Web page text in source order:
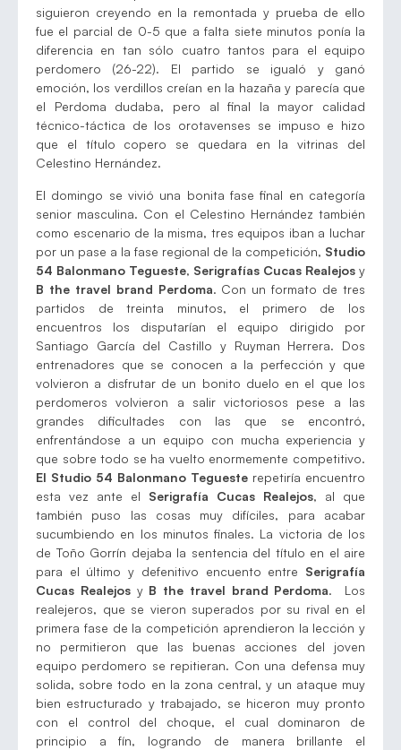
siguieron creyendo en la remontada y prueba de ello
fue el parcial de 0-5 que a falta siete minutos ponía la
diferencia en tan sólo cuatro tantos para el equipo
perdomero (26-22). El partido se igualó y ganó
emoción, los verdillos creían en la hazaña y parecía que
el Perdoma dudaba, pero al final la mayor calidad
técnico-táctica de los orotavenses se impuso e hizo
que el título copero se quedara en la vitrinas del
Celestino Hernández.
El domingo se vivió una bonita fase final en categoría
senior masculina. Con el Celestino Hernández también
como escenario de la misma, tres equipos iban a luchar
por un pase a la fase regional de la competición, Studio
54 Balonmano Tegueste, Serigrafías Cucas Realejos y
B the travel brand Perdoma. Con un formato de tres
partidos de treinta minutos, el primero de los
encuentros los disputarían el equipo dirigido por
Santiago García del Castillo y Ruyman Herrera. Dos
entrenadores que se conocen a la perfección y que
volvieron a disfrutar de un bonito duelo en el que los
perdomeros volvieron a salir victoriosos pese a las
grandes dificultades con las que se encontró,
enfrentándose a un equipo con mucha experiencia y
que sobre todo se ha vuelto enormemente competitivo.
El Studio 54 Balonmano Tegueste repetiría encuentro
esta vez ante el Serigrafía Cucas Realejos, al que
también puso las cosas muy difíciles, para acabar
sucumbiendo en los minutos finales. La victoria de los
de Toño Gorrín dejaba la sentencia del título en el aire
para el último y defenitivo encuento entre Serigrafía
Cucas Realejosy B the travel brand Perdoma. Los
realejeros, que se vieron superados por su rival en el
primera fase de la competición aprendieron la lección y
no permitieron que las buenas acciones del joven
equipo perdomero se repitieran. Con una defensa muy
solida, sobre todo en la zona central, y un ataque muy
bien estructurado y trabajado, se hiceron muy pronto
con el control del choque, el cual dominaron de
principio a fín, logrando de manera brillante el